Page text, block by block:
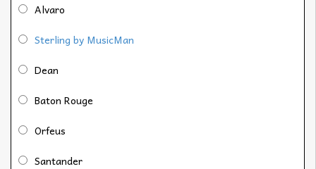
Alvaro
Sterling by MusicMan
Dean
Baton Rouge
Orfeus
Santander